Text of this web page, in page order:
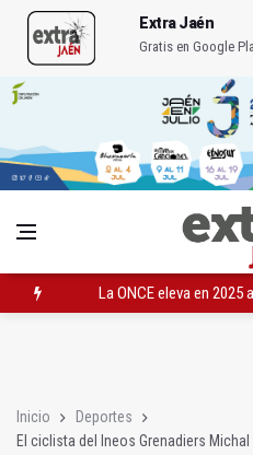
Extra Jaén
Gratis en Google
La ONCE eleva en
Inicio
Deportes
El ciclista del Ineos Grenadiers